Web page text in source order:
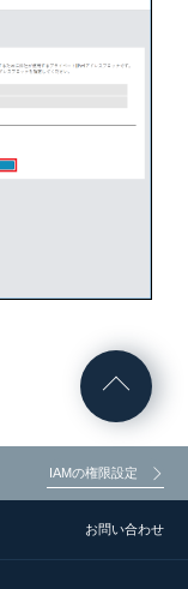
IAMの権限設定
お問い合わせ